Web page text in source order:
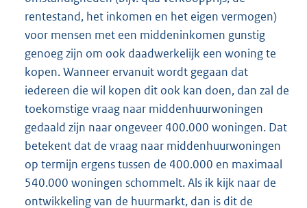
rentestand, het inkomen en het eigen vermogen)
voor mensen met een middeninkomen gunstig
genoeg zijn om ook daadwerkelijk een woning te
kopen. Wanneer ervanuit wordt gegaan dat
iedereen die wil kopen dit ook kan doen, dan zal de
toekomstige vraag naar middenhuurwoningen
gedaald zijn naar ongeveer 400.000 woningen. Dat
betekent dat de vraag naar middenhuurwoningen
op termijn ergens tussen de 400.000 en maximaal
540.000 woningen schommelt. Als ik kijk naar de
ontwikkeling van de huurmarkt, dan is dit de